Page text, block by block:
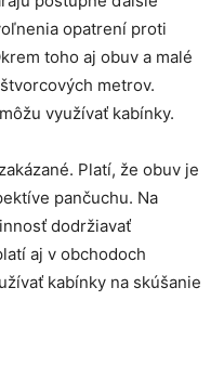
opatrení proti
toho aj obuv a malé
metrov.
využívať kabínky.
Platí, že obuv je
pančuchu. Na
dodržiavať
aj v obchodoch
kabínky na skúšanie